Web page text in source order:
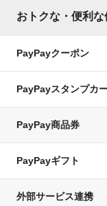
おトクな・便利な
PayPayクーポン
PayPayスタンプカ
PayPay商品券
PayPayギフト
外部サービス連携